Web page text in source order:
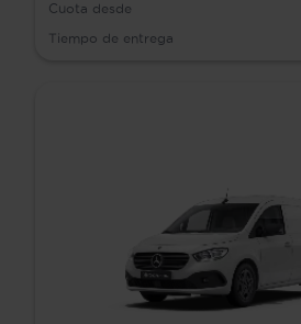
Cuota desde
Tiempo de entrega